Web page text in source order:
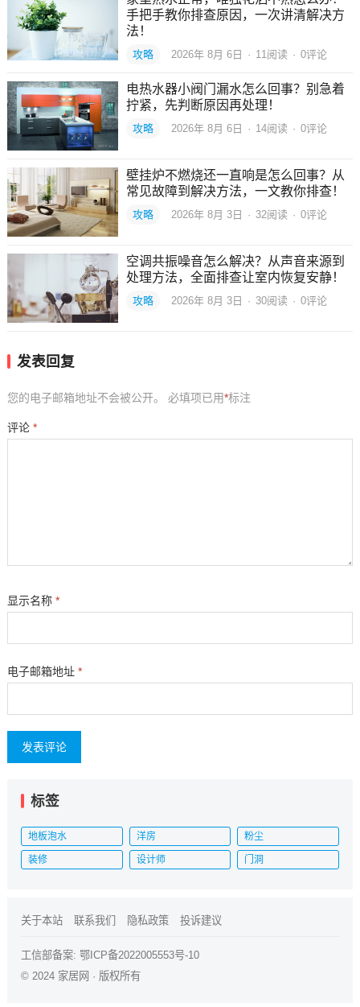
手把手教你排查原因，一次讲清解决方
法！
攻略 2026年 8月 6日 · 11阅读 · 0评论
电热水器小阀门漏水怎么回事？别急着
拧紧，先判断原因再处理！
攻略 2026年 8月 6日 · 14阅读 · 0评论
壁挂炉不燃烧还一直响是怎么回事？从
常见故障到解决方法，一文教你排查！
攻略 2026年 8月 3日 · 32阅读 · 0评论
空调共振噪音怎么解决？从声音来源到
处理方法，全面排查让室内恢复安静！
攻略 2026年 8月 3日 · 30阅读 · 0评论
发表回复
您的电子邮箱地址不会被公开。 必填项已用*标注
评论 *
显示名称 *
电子邮箱地址 *
标签
地板泡水 洋房 粉尘
装修 设计师 门洞
关于本站 联系我们 隐私政策 投诉建议
工信部备案: 鄂ICP备2022005553号-10
© 2024 家居网 · 版权所有